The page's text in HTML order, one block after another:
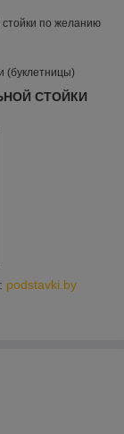
по желанию
(буклетницы)
СТОЙКИ
podstavki.by